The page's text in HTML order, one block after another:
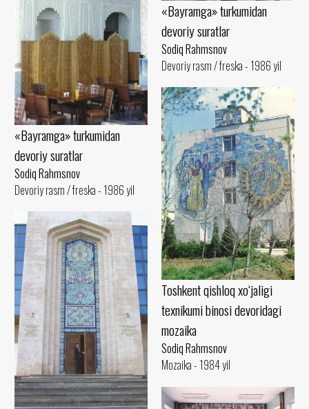
«Bayramga» turkumidan
devoriy suratlar
Sodiq Rahmsnov
Devoriy rasm / freska - 1986 yil
«Bayramga» turkumidan
devoriy suratlar
Sodiq Rahmsnov
Devoriy rasm / freska - 1986 yil
Toshkent qishloq xo‘jaligi
texnikumi binosi devoridagi
mozaika
Sodiq Rahmsnov
Mozaika - 1984 yil